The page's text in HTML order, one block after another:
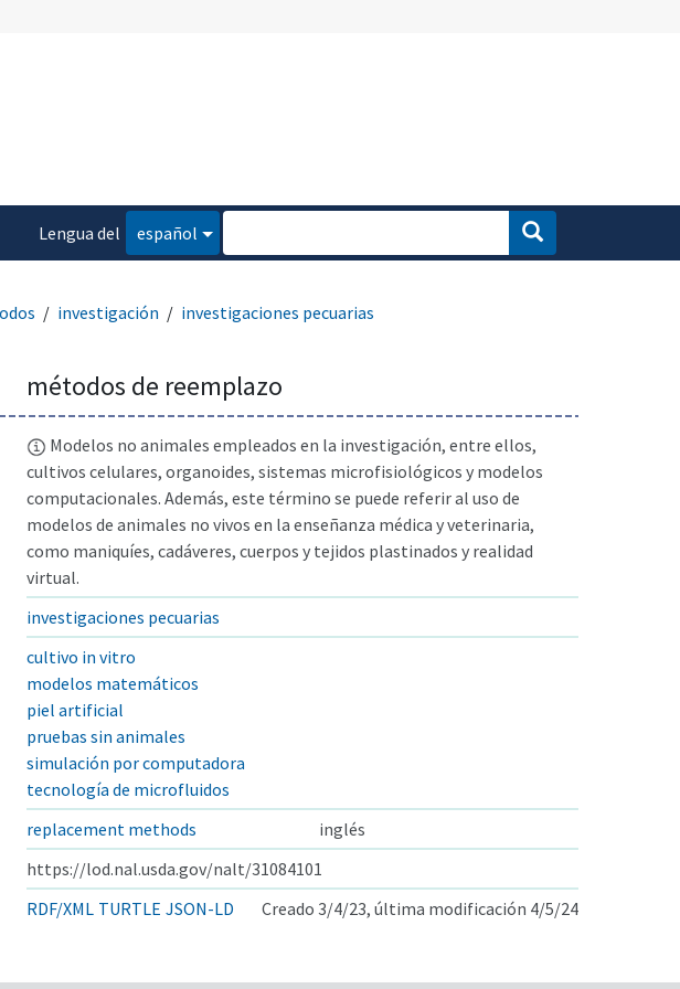
Lengua del
español
investigación
investigaciones pecuarias
métodos de reemplazo
Modelos no animales empleados en la investigación, entre ellos,
cultivos celulares, organoides, sistemas microfisiológicos y modelos
computacionales. Además, este término se puede referir al uso de
modelos de animales no vivos en la enseñanza médica y veterinaria,
como maniquíes, cadáveres, cuerpos y tejidos plastinados y realidad
virtual.
investigaciones pecuarias
cultivo in vitro
modelos matemáticos
piel artificial
pruebas sin animales
simulación por computadora
tecnología de microfluidos
replacement methods
inglés
https://lod.nal.usda.gov/nalt/31084101
RDF/XML TURTLE JSON-LD Creado 3/4/23, última modificación 4/5/24